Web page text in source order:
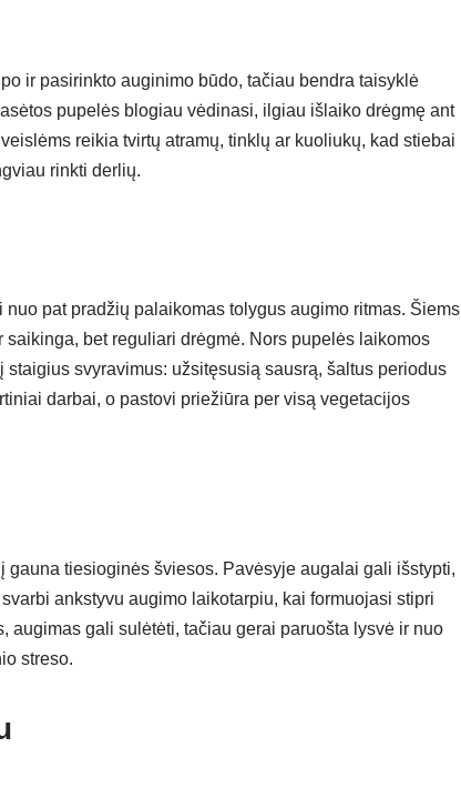
ir pasirinkto auginimo būdo, tačiau bendra taisyklė
pupelės blogiau vėdinasi, ilgiau išlaiko drėgmę ant
reikia tvirtų atramų, tinklų ar kuoliukų, kad stiebai
rinkti derlių.
pat pradžių palaikomas tolygus augimo ritmas. Šiems
bet reguliari drėgmė. Nors pupelės laikomos
svyravimus: užsitęsusią sausrą, šaltus periodus
darbai, o pastovi priežiūra per visą vegetacijos
tiesioginės šviesos. Pavėsyje augalai gali išstyp­ti,
ankstyvu augimo laikotarpiu, kai formuojasi stipri
gali sulėtėti, tačiau gerai paruošta lysvė ir nuo
streso.